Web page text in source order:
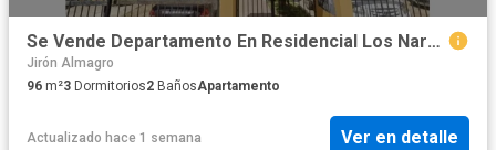
Se Vende Departamento En Residencial Los Naranjos-Urb. San Andres V Etapa
Jirón Almagro
96 m²3 Dormitorios2 BañosApartamento
Actualizado hace 1 semana Ver en detalle